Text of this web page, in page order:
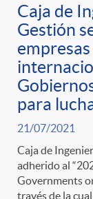
Caja de
Gestión
para
21/07/2021
Caja de
adherido al
Governments
través de la